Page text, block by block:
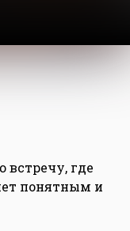
где
понятным и